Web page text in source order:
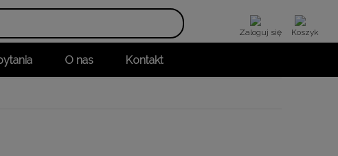
Zaloguj się Koszyk
O nas Kontakt